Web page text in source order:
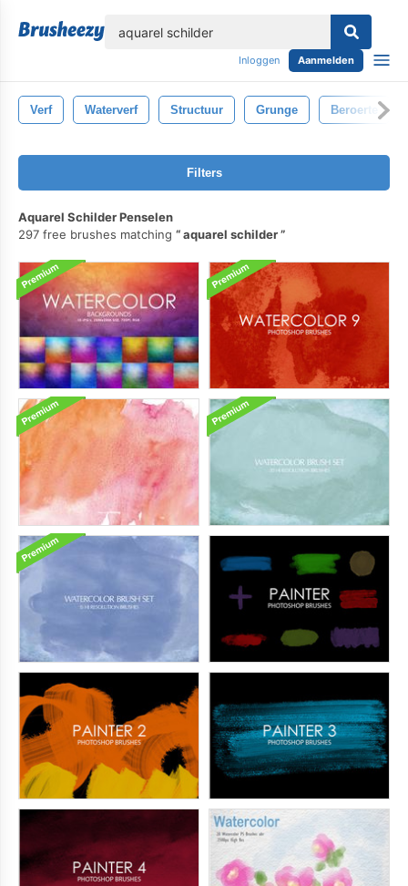
Inloggen Aanmelden
Verf Waterverf Structuur Grunge Beroerte
Filters
Aquarel Schilder Penselen
297 free brushes matching
aquarel schilder